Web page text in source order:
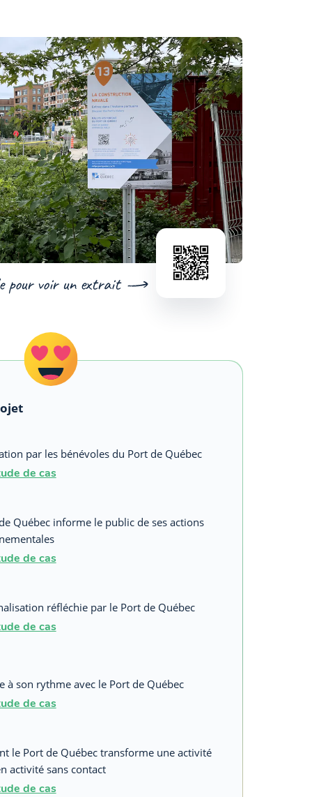
pour voir un extrait
par les bénévoles du Port de Québec
de cas
Québec informe le public de ses actions
de cas
réfléchie par le Port de Québec
de cas
à son rythme avec le Port de Québec
de cas
le Port de Québec transforme une activité
activité sans contact
de cas